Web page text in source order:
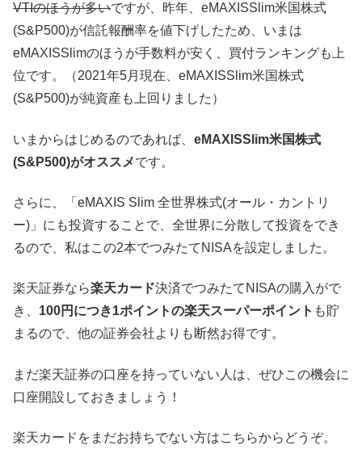
VTIのほうが多いですが、昨年、eMAXISSlim米国株式
(S&P500)が信託報酬率を値下げしたため、いまは
eMAXISSlimのほうが手数料が安く、買付ランキングも上
位です。（2021年5月現在、eMAXISSlim米国株式
(S&P500)が純資産も上回りました）
いまからはじめるのであれば、 eMAXISSlim米国株式
(S&P500)がオススメです。
さらに、「eMAXIS Slim 全世界株式(オール・カントリ
ー)」にも投資することで、全世界に分散して投資をでき
るので、私はこの2本でつみたてNISAを設定しました。
楽天証券なら楽天カード決済でつみたてNISAの購入がで
き、 100円につき1ポイントの楽天スーパーポイント も貯
まるので、他の証券会社よりも断然お得です。
まだ楽天証券の口座を持っていない人は、ぜひこの機会に
口座開設しておきましょう！
楽天カードをまだお持ちでない方はこちらからどうぞ。